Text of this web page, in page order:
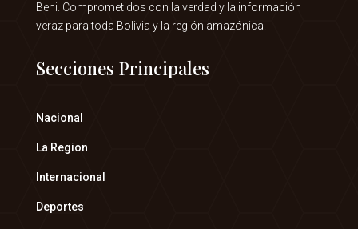
Beni. Comprometidos con la verdad y la información
veraz para toda Bolivia y la región amazónica.
Secciones Principales
Nacional
La Region
Internacional
Deportes